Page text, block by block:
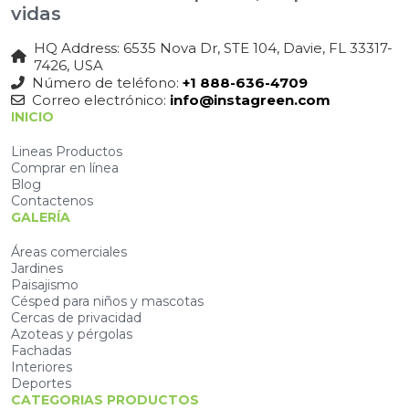
vidas
HQ Address: 6535 Nova Dr, STE 104, Davie, FL 33317-
7426, USA
Número de teléfono: +1 888-636-4709
Correo electrónico: info@instagreen.com
INICIO
Lineas Productos
Comprar en línea
Blog
Contactenos
GALERÍA
Áreas comerciales
Jardines
Paisajismo
Césped para niños y mascotas
Cercas de privacidad
Azoteas y pérgolas
Fachadas
Interiores
Deportes
CATEGORIAS PRODUCTOS